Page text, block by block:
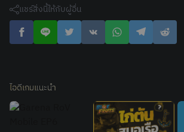
แชร์สิ่งนี้ให้กับผู้อื่น
ไอดีเกมแนะนำ